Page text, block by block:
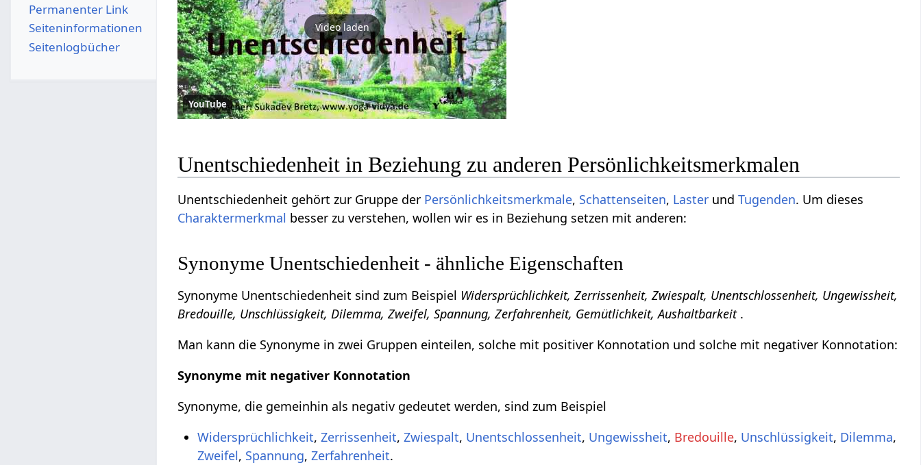
Video laden
YouTube
Unentschiedenheit in Beziehung zu anderen Persönlichkeitsmerkmalen
Unentschiedenheit gehört zur Gruppe der Persönlichkeitsmerkmale, Schattenseiten, Laster undTugenden. Um dieses
Charaktermerkmal besser zu verstehen, wollen wir es in Beziehung setzen mit anderen:
Synonyme Unentschiedenheit - ähnliche Eigenschaften
Synonyme Unentschiedenheit sind zum Beispiel Widersprüchlichkeit, Zerrissenheit, Zwiespalt, Unentschlossenheit, Ungewissheit,
Bredouille, Unschlüssigkeit, Dilemma, Zweifel, Spannung, Zerfahrenheit, Gemütlichkeit, Aushaltbarkeit .
Man kann die Synonyme in zwei Gruppen einteilen, solche mit positiver Konnotation und solche mit negativer Konnotation:
Synonyme mit negativer Konnotation
Synonyme, die gemeinhin als negativ gedeutet werden, sind zum Beispiel
Widersprüchlichkeit,Zerrissenheit,Zwiespalt, Unentschlossenheit, Ungewissheit, Bredouille, Unschlüssigkeit, Dilemma,
Zweifel, Spannung,Zerfahrenheit.
Permanenter Link
Seiten­­informationen
Seitenlogbücher